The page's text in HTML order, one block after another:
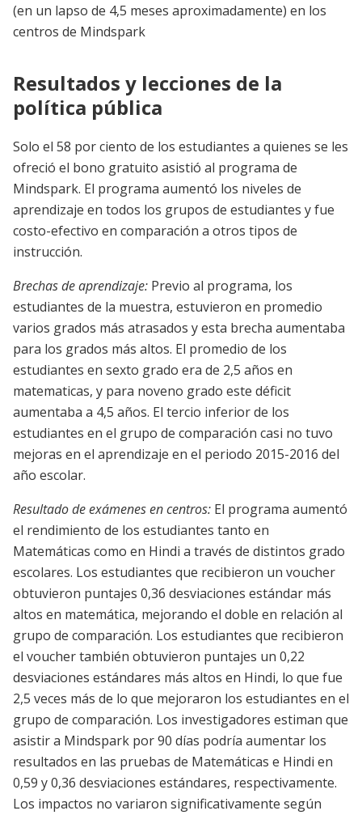
(en un lapso de 4,5 meses aproximadamente) en los
centros de Mindspark
Resultados y lecciones de la
política pública
Solo el 58 por ciento de los estudiantes a quienes se les
ofreció el bono gratuito asistió al programa de
Mindspark. El programa aumentó los niveles de
aprendizaje en todos los grupos de estudiantes y fue
costo-efectivo en comparación a otros tipos de
instrucción.
Brechas de aprendizaje: Previo al programa, los
estudiantes de la muestra, estuvieron en promedio
varios grados más atrasados y esta brecha aumentaba
para los grados más altos. El promedio de los
estudiantes en sexto grado era de 2,5 años en
matematicas, y para noveno grado este déficit
aumentaba a 4,5 años. El tercio inferior de los
estudiantes en el grupo de comparación casi no tuvo
mejoras en el aprendizaje en el periodo 2015-2016 del
año escolar.
Resultado de exámenes en centros: El programa aumentó
el rendimiento de los estudiantes tanto en
Matemáticas como en Hindi a través de distintos grado
escolares. Los estudiantes que recibieron un voucher
obtuvieron puntajes 0,36 desviaciones estándar más
altos en matemática, mejorando el doble en relación al
grupo de comparación. Los estudiantes que recibieron
el voucher también obtuvieron puntajes un 0,22
desviaciones estándares más altos en Hindi, lo que fue
2,5 veces más de lo que mejoraron los estudiantes en el
grupo de comparación. Los investigadores estiman que
asistir a Mindspark por 90 días podría aumentar los
resultados en las pruebas de Matemáticas e Hindi en
0,59 y 0,36 desviaciones estándares, respectivamente.
Los impactos no variaron significativamente según